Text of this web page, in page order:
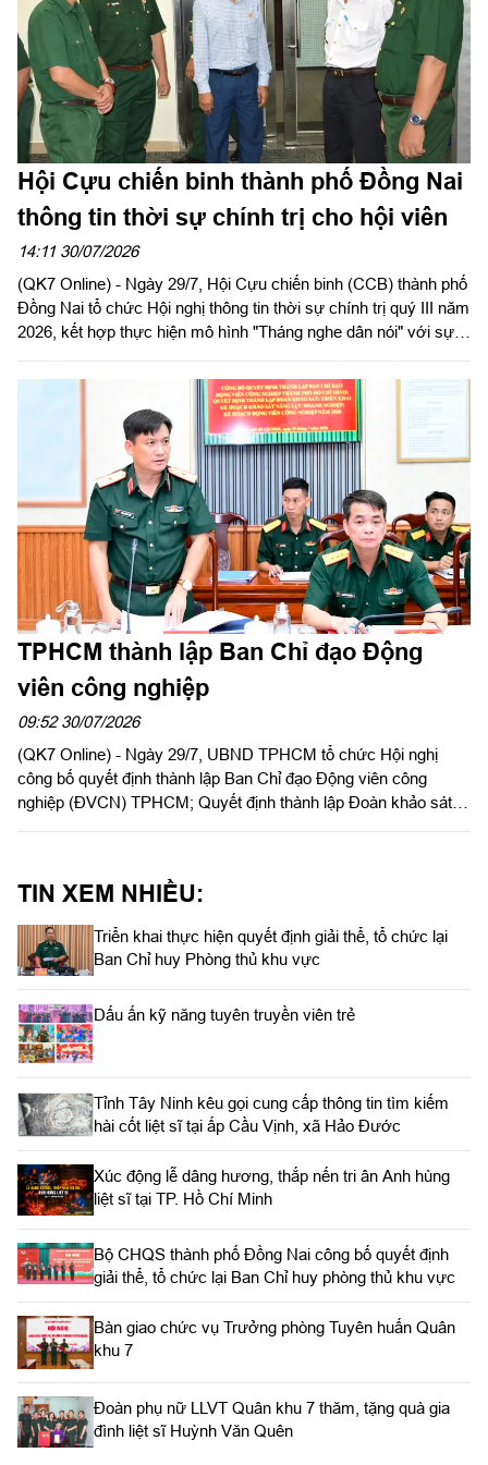
Hội Cựu chiến binh thành phố Đồng Nai
thông tin thời sự chính trị cho hội viên
14:11 30/07/2026
(QK7 Online) - Ngày 29/7, Hội Cựu chiến binh (CCB) thành phố
Đồng Nai tổ chức Hội nghị thông tin thời sự chính trị quý III năm
2026, kết hợp thực hiện mô hình "Tháng nghe dân nói" với sự
địa bàn.
TPHCM thành lập Ban Chỉ đạo Động
viên công nghiệp
09:52 30/07/2026
(QK7 Online) - Ngày 29/7, UBND TPHCM tổ chức Hội nghị
công bố quyết định thành lập Ban Chỉ đạo Động viên công
nghiệp (ĐVCN) TPHCM; Quyết định thành lập Đoàn khảo sát
Thiếu tướng Phan Quốc Việt, Phó Tư lệnh, Tham mưu trưởng
Bộ Tư lệnh TPHCM cùng các sở, ban, ngành Thành phố, các
doanh nghiệp ĐVCN được giao nhiệm vụ.
TIN XEM NHIỀU:
Triển khai thực hiện quyết định giải thể, tổ chức lại
Ban Chỉ huy Phòng thủ khu vực
Dấu ấn kỹ năng tuyên truyền viên trẻ
Tỉnh Tây Ninh kêu gọi cung cấp thông tin tìm kiếm
hài cốt liệt sĩ tại ấp Cầu Vịnh, xã Hảo Đước
Xúc động lễ dâng hương, thắp nến tri ân Anh hùng
liệt sĩ tại TP. Hồ Chí Minh
Bộ CHQS thành phố Đồng Nai công bố quyết định
giải thể, tổ chức lại Ban Chỉ huy phòng thủ khu vực
Bàn giao chức vụ Trưởng phòng Tuyên huấn Quân
khu 7
Đoàn phụ nữ LLVT Quân khu 7 thăm, tặng quà gia
đình liệt sĩ Huỳnh Văn Quên